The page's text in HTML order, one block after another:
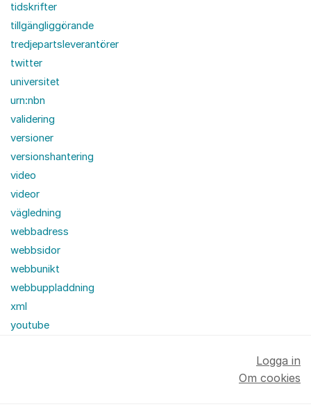
tidskrifter
tillgängliggörande
tredjepartsleverantörer
twitter
universitet
urn:nbn
validering
versioner
versionshantering
video
videor
vägledning
webbadress
webbsidor
webbunikt
webbuppladdning
xml
youtube
Logga in
Om cookies